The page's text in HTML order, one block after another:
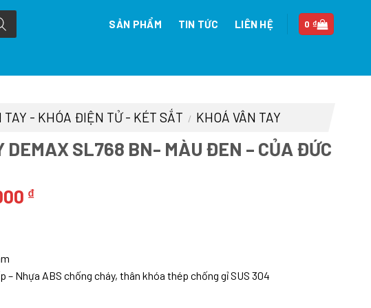
SẢN PHẨM TIN TỨC LIÊN HỆ 0₫
TAY - KHÓA ĐIỆN TỬ - KÉT SẮT / KHOÁ VÂN TAY
DEMAX SL768 BN- MÀU ĐEN – CỦA ĐỨC
₫.
₫Giá
7.992.000 ₫.
Nhựa ABS chống cháy, thân khóa thép chống gỉ SUS 304